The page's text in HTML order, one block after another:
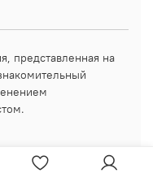
представленная на